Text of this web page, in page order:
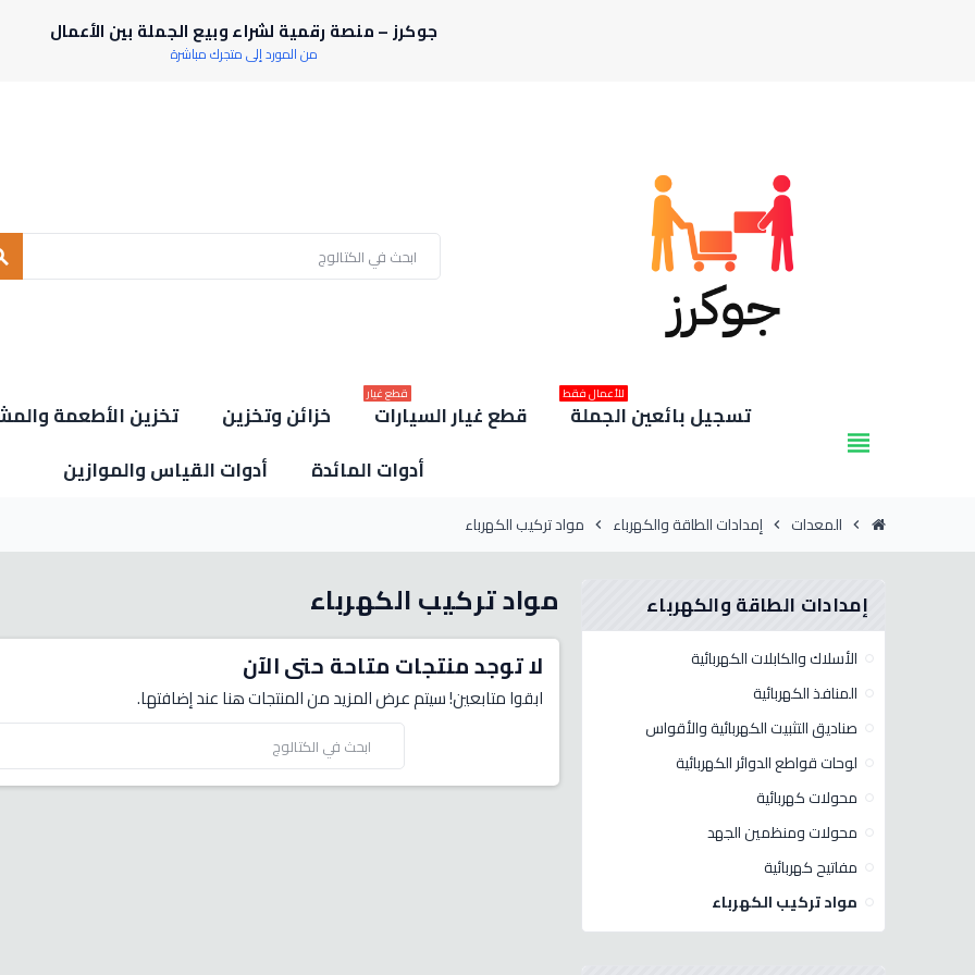
جوكرز – منصة رقمية لشراء وبيع الجملة بين الأعمال
من المورد إلى متجرك مباشرة
view_headline
تسجيل بائعين الجملة
للأعمال فقط
قطع غيار السيارات
قطع غيار
خزائن وتخزين تخزين الأطعمة
أدوات المائدة
أدوات القياس والموازين
chevron_right المعدات chevron_right إمدادات الطاقة والكهرباء chevron_right مواد تركيب الكهرباء
إمدادات الطاقة والكهرباء
الأسلاك والكابلات الكهربائية
المنافذ الكهربائية
صناديق التثبيت الكهربائية والأقواس
لوحات قواطع الدوائر الكهربائية
محولات كهربائية
محولات ومنظمين الجهد
مفاتيح كهربائية
مواد تركيب الكهرباء
مواد تركيب الكهرباء
لا توجد منتجات متاحة حتى الآن
ابقوا متابعين! سيتم عرض المزيد من المنتجات هنا عند إضافتها.